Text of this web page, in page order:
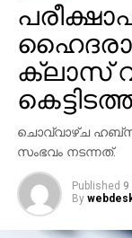
ക്ലാസ്
ചൊവ്വാഴ്ച
സംഭവം നടന്നത്.
Published 9
By